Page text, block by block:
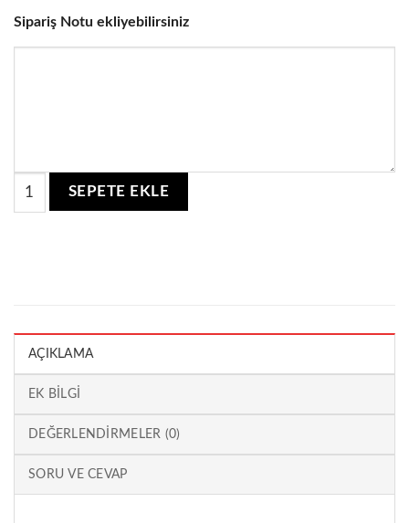
Sipariş Notu ekliyebilirsiniz
Akrilik Masa Numarası Gold quantity
SEPETE EKLE
AÇIKLAMA
EK BILGI
DEĞERLENDIRMELER (0)
SORU VE CEVAP